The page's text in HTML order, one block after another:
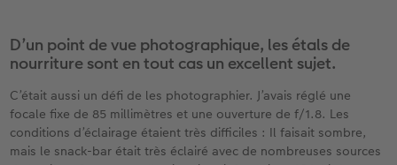
D’un point de vue photographique, les étals de
nourriture sont en tout cas un excellent sujet.
C’était aussi un défi de les photographier. J’avais réglé une
focale fixe de 85 millimètres et une ouverture de f/1.8. Les
conditions d’éclairage étaient très difficiles : Il faisait sombre,
mais le snack-bar était très éclairé avec de nombreuses sources